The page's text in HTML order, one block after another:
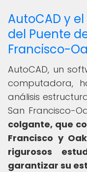
AutoCAD y
del Puente
Francisco-
AutoCAD, un
computadora,
análisis
San Francisco-
colgante, que
Francisco y
rigurosos
garantizar su